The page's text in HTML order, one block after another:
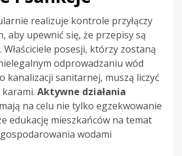
realizuje kontrole przyłączy
aby upewnić się, że przepisy są
posesji, którzy zostaną
odprowadzaniu wód
kanalizacji sanitarnej, muszą liczyć
Aktywne działania
mają na celu nie tylko egzekwowanie
edukację mieszkańców na temat
wodami